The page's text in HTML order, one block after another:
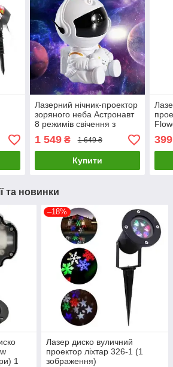
Лазерний нічник-проектор
зоряного неба Астронавт
8 режимів свічення з
пультом (маленький
12.5см) Білий
1 549₴ 1 649 ₴
Купити
399
та новинки
1
–18%
Лазер диско вуличний
проектор ліхтар 326-1 (1
зображення)